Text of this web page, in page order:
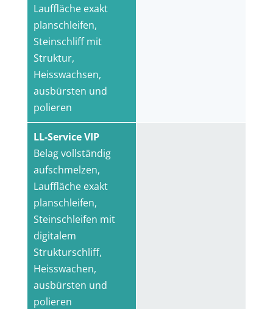
Lauffläche exakt
planschleifen,
Steinschliff mit
Struktur,
Heisswachsen,
ausbürsten und
polieren
LL-Service VIP
Belag vollständig
aufschmelzen,
Lauffläche exakt
planschleifen,
Steinschleifen mit
digitalem
Strukturschliff,
Heisswachen,
ausbürsten und
polieren